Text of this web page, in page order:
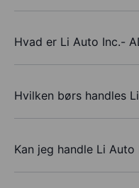
Hvad er Li Auto Inc.-
Hvilken børs handles
Kan jeg handle Li Auto